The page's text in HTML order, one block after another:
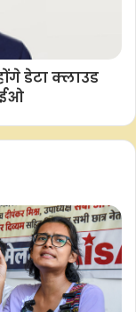
डेटा क्लाउड